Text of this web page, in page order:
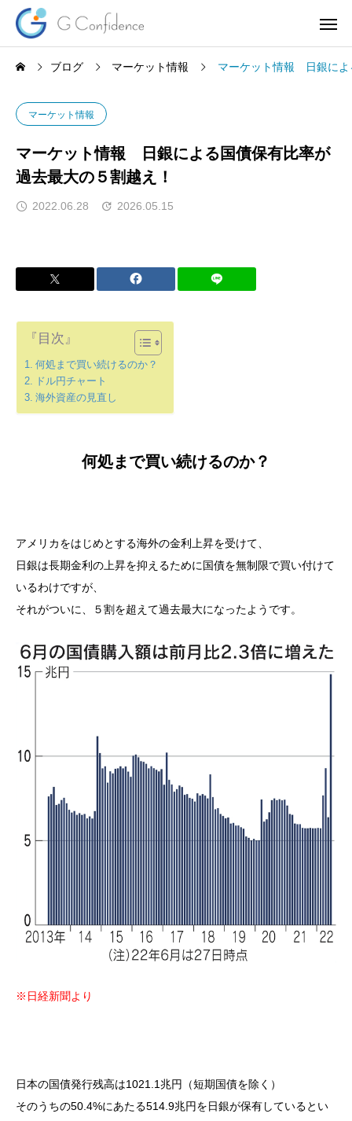
ブログ マーケット情報 マーケット情報 日銀によ
マーケット情報
マーケット情報 日銀による国債保有比率が
過去最大の５割越え！
2022.06.28 2026.05.15
『目次』
何処まで買い続けるのか？
ドル円チャート
海外資産の見直し
何処まで買い続けるのか？
アメリカをはじめとする海外の金利上昇を受けて、
日銀は長期金利の上昇を抑えるために国債を無制限で買い付けて
いるわけですが、
それがついに、５割を超えて過去最大になったようです。
※日経新聞より
日本の国債発行残高は1021.1兆円（短期国債を除く）
そのうちの50.4%にあたる514.9兆円を日銀が保有しているとい